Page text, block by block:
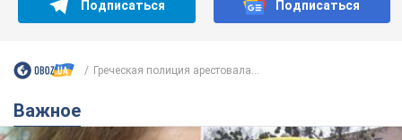
Во Львове женщина спровоцировала конфликт,
разговаривая на русском языке в маршрутке: